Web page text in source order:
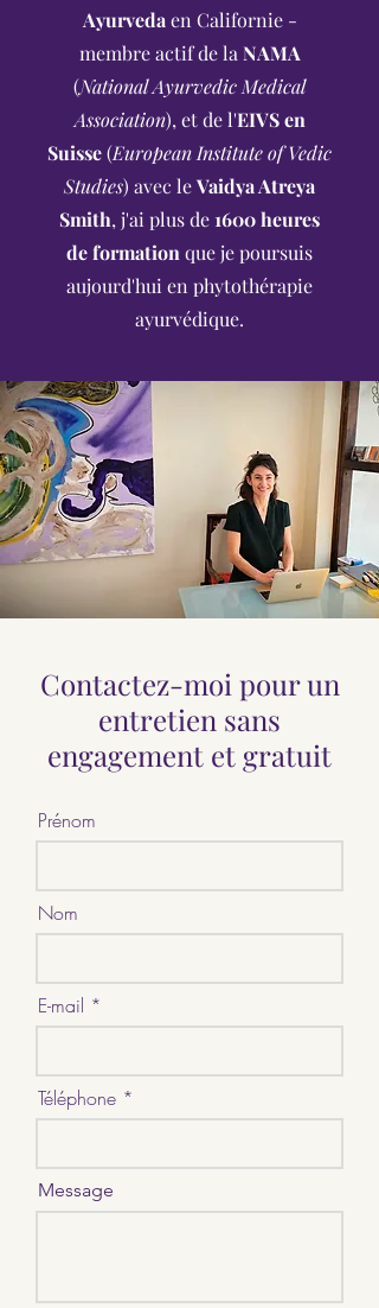
Ayurvedaen Californie -
membre actif de la NAMA
(National Ayurvedic Medical
Association), et de l'EIVS en
Suisse(European Institute of Vedic
Studies) avec leVaidya Atreya
Smith, j'ai plus de1600 heures
de formation que je poursuis
aujourd'hui en phytothérapie
ayurvédique.
Contactez-moi pour un
entretien sans
engagement et gratuit
Prénom
Nom
E-mail
Téléphone
Message